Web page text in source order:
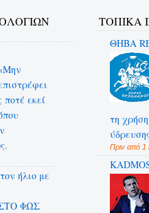
ποτέ εκεί
ήλιο με
ΦΩΣ
ΤΟΠΙΚΑ
ΘΗΒΑ
τη
Πριν από 1